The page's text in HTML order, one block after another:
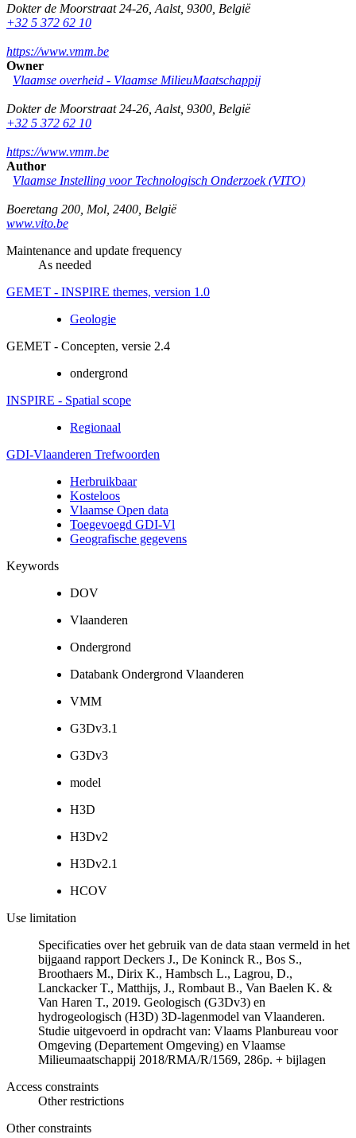
Dokter de Moorstraat 24-26 Aalst, 9300 België
+32 5 372 62 10
https://www.vmm.be
Owner
Vlaamse overheid - Vlaamse MilieuMaatschappij
Dokter de Moorstraat 24-26 Aalst, 9300 België
+32 5 372 62 10
https://www.vmm.be
Author
Vlaamse Instelling voor Technologisch Onderzoek (VITO)
Boeretang 200 Mol 2400 België
www.vito.be
Maintenance and update frequency
As needed
GEMET - INSPIRE themes, version 1.0
Geologie
GEMET - Concepten, versie 2.4
ondergrond
INSPIRE - Spatial scope
Regionaal
GDI-Vlaanderen Trefwoorden
Herbruikbaar
Kosteloos
Vlaamse Open data
Toegevoegd GDI-Vl
Geografische gegevens
Keywords
DOV
Vlaanderen
Ondergrond
Databank Ondergrond Vlaanderen
VMM
G3Dv3.1
G3Dv3
model
H3D
H3Dv2
H3Dv2.1
HCOV
Use limitation
Specificaties over het gebruik van de data staan vermeld in het
bijgaand rapport Deckers J., De Koninck R., Bos S.,
Broothaers M., Dirix K., Hambsch L., Lagrou, D.,
Lanckacker T., Matthijs, J., Rombaut B., Van Baelen K. &
Van Haren T., 2019. Geologisch (G3Dv3) en
hydrogeologisch (H3D) 3D-lagenmodel van Vlaanderen.
Studie uitgevoerd in opdracht van: Vlaams Planbureau voor
Omgeving (Departement Omgeving) en Vlaamse
Milieumaatschappij 2018/RMA/R/1569, 286p. + bijlagen
Access constraints
Other restrictions
Other constraints